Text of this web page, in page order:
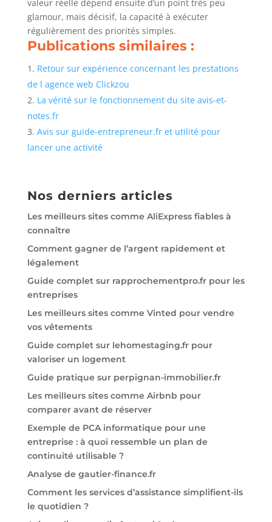
valeur réelle dépend ensuite d’un point très peu
glamour, mais décisif, la capacité à exécuter
régulièrement des priorités simples.
Publications similaires :
Retour sur expérience concernant les prestations
de l agence web Clickzou
La vérité sur le fonctionnement du site avis-et-
notes.fr
Avis sur guide-entrepreneur.fr et utilité pour
lancer une activité
Nos derniers articles
Les meilleurs sites comme AliExpress fiables à
connaître
Comment gagner de l’argent rapidement et
légalement
Guide complet sur rapprochementpro.fr pour les
entreprises
Les meilleurs sites comme Vinted pour vendre
vos vêtements
Guide complet sur lehomestaging.fr pour
valoriser un logement
Guide pratique sur perpignan-immobilier.fr
Les meilleurs sites comme Airbnb pour
comparer avant de réserver
Exemple de PCA informatique pour une
entreprise : à quoi ressemble un plan de
continuité utilisable ?
Analyse de gautier-finance.fr
Comment les services d’assistance simplifient-ils
le quotidien ?